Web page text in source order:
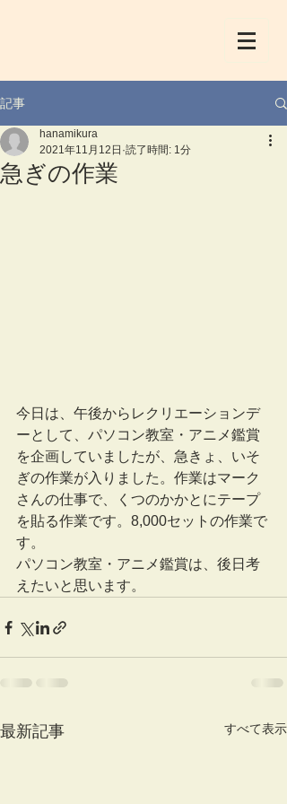
記事
急ぎの作業
hanamikura
2021年11月12日 読了時間: 1分
今日は、午後からレクリエーションデ
ーとして、パソコン教室・アニメ鑑賞
を企画していましたが、急きょ、いそ
ぎの作業が入りました。作業はマーク
さんの仕事で、くつのかかとにテープ
を貼る作業です。8,000セットの作業で
す。
パソコン教室・アニメ鑑賞は、後日考
えたいと思います。
最新記事 すべて表示